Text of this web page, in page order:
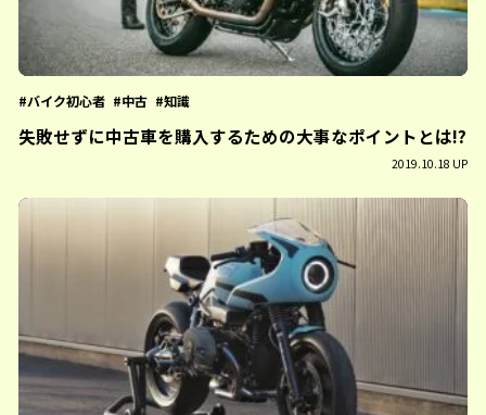
バイク初心者 中古 知識
失敗せずに中古車を購入するための大事なポイントとは!?
2019.10.18 UP